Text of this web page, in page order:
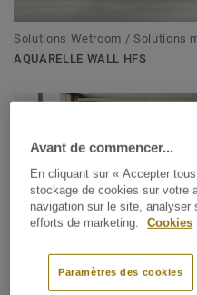
Solutions Wetroom / Solutions
AQUARELLE WALL HFS
Avant de commencer...
En cliquant sur « Accepter
stockage de cookies sur votre
navigation sur le site, analyser
efforts de marketing.
Cookies
Paramètres des cookies